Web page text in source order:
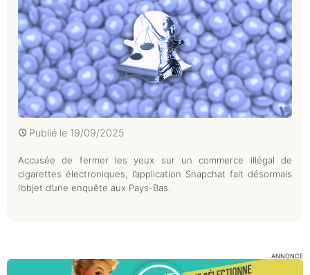
Publié le 19/09/2025
Accusée de fermer les yeux sur un commerce illégal de
cigarettes électroniques, l’application Snapchat fait désormais
l’objet d’une enquête aux Pays-Bas.
ANNONCE